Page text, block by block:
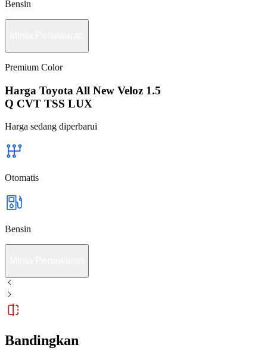
Bensin
Premium Color
Harga Toyota All New Veloz 1.5
Q CVT TSS LUX
Harga sedang diperbarui
Otomatis
Bensin
Bandingkan